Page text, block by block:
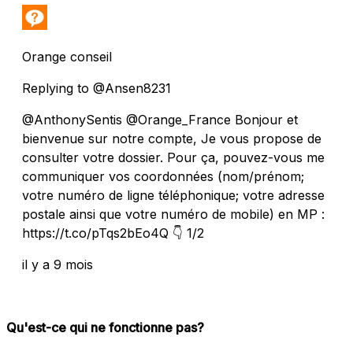
Orange conseil
Replying to @Ansen8231
@AnthonySentis @Orange_France Bonjour et
bienvenue sur notre compte, Je vous propose de
consulter votre dossier. Pour ça, pouvez-vous me
communiquer vos coordonnées (nom/prénom;
votre numéro de ligne téléphonique; votre adresse
postale ainsi que votre numéro de mobile) en MP :
https://t.co/pTqs2bEo4Q 👇 1/2
il y a 9 mois
Qu'est-ce qui ne fonctionne pas?